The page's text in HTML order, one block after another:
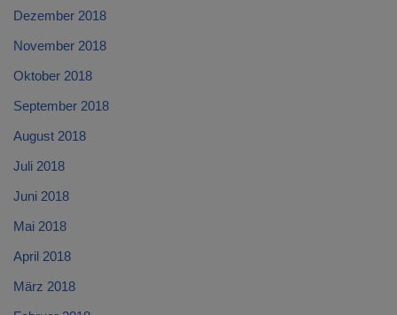
Dezember 2018
November 2018
Oktober 2018
September 2018
August 2018
Juli 2018
Juni 2018
Mai 2018
April 2018
März 2018